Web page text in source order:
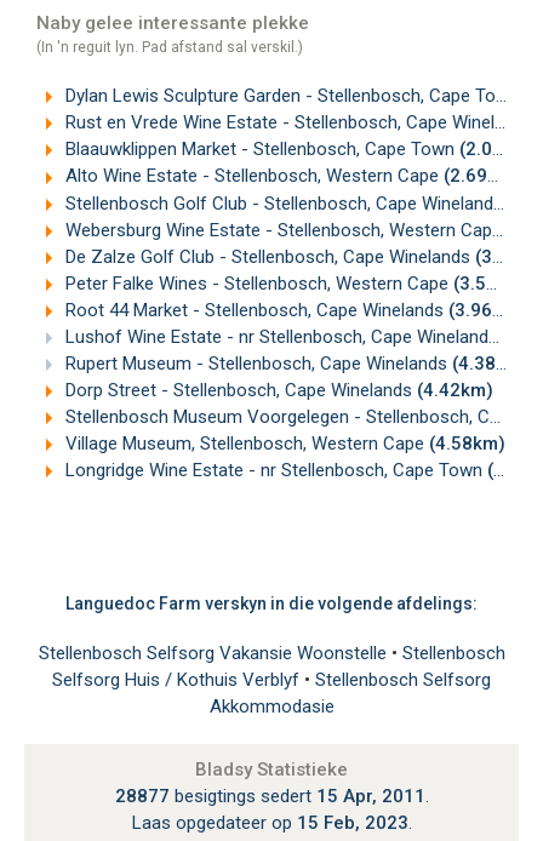
Naby gelee interessante plekke
(In 'n reguit lyn. Pad afstand sal verskil.)
Dylan Lewis Sculpture Garden - Stellenbosch, Cape Town
Rust en Vrede Wine Estate - Stellenbosch, Cape Winelands
Blaauwklippen Market - Stellenbosch, Cape Town (2.09km)
Alto Wine Estate - Stellenbosch, Western Cape (2.69km)
Stellenbosch Golf Club - Stellenbosch, Cape Winelands
Webersburg Wine Estate - Stellenbosch, Western Cape
De Zalze Golf Club - Stellenbosch, Cape Winelands (3.39km)
Peter Falke Wines - Stellenbosch, Western Cape (3.50km)
Root 44 Market - Stellenbosch, Cape Winelands (3.96km)
Lushof Wine Estate - nr Stellenbosch, Cape Winelands
Rupert Museum - Stellenbosch, Cape Winelands (4.38km)
Dorp Street - Stellenbosch, Cape Winelands (4.42km)
Stellenbosch Museum Voorgelegen - Stellenbosch, Cape Winelands
Village Museum, Stellenbosch, Western Cape (4.58km)
Longridge Wine Estate - nr Stellenbosch, Cape Town (4.63km)
Languedoc Farm verskyn in die volgende afdelings:
Stellenbosch Selfsorg Vakansie Woonstelle • Stellenbosch
Selfsorg Huis / Kothuis Verblyf • Stellenbosch Selfsorg
Akkommodasie
Bladsy Statistieke
28877 besigtings sedert 15 Apr, 2011.
Laas opgedateer op 15 Feb, 2023.